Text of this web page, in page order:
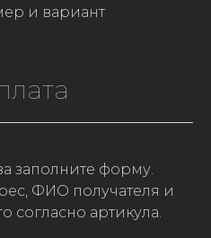
и вариант
заполните форму.
ФИО получателя и
согласно артикула.